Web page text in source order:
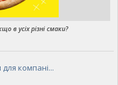
в усіх різні смаки?
компані...